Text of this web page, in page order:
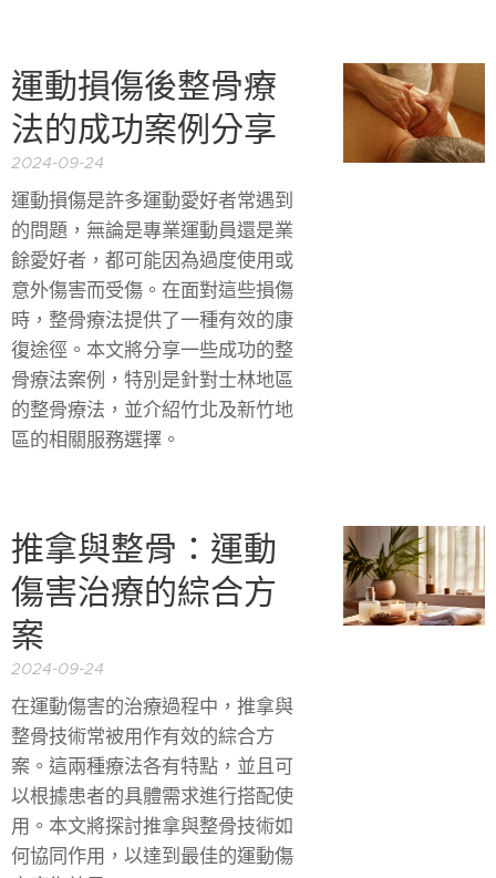
運動損傷後整骨療
法的成功案例分享
2024-09-24
運動損傷是許多運動愛好者常遇到
的問題，無論是專業運動員還是業
餘愛好者，都可能因為過度使用或
意外傷害而受傷。在面對這些損傷
時，整骨療法提供了一種有效的康
復途徑。本文將分享一些成功的整
骨療法案例，特別是針對士林地區
的整骨療法，並介紹竹北及新竹地
區的相關服務選擇。
推拿與整骨：運動
傷害治療的綜合方
案
2024-09-24
在運動傷害的治療過程中，推拿與
整骨技術常被用作有效的綜合方
案。這兩種療法各有特點，並且可
以根據患者的具體需求進行搭配使
用。本文將探討推拿與整骨技術如
何協同作用，以達到最佳的運動傷